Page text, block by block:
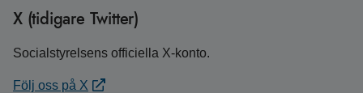
X (tidigare Twitter)
Socialstyrelsens officiella X-konto.
Följ oss på X